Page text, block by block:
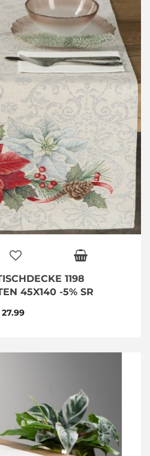
1198
45X140 -5% SR
27.99